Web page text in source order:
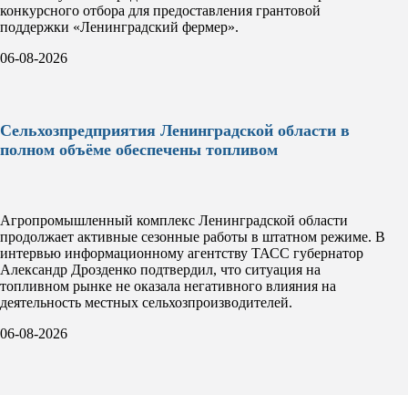
конкурсного отбора для предоставления грантовой
поддержки «Ленинградский фермер».
06-08-2026
Сельхозпредприятия Ленинградской области в
полном объёме обеспечены топливом
Агропромышленный комплекс Ленинградской области
продолжает активные сезонные работы в штатном режиме. В
интервью информационному агентству ТАСС губернатор
Александр Дрозденко подтвердил, что ситуация на
топливном рынке не оказала негативного влияния на
деятельность местных сельхозпроизводителей.
06-08-2026